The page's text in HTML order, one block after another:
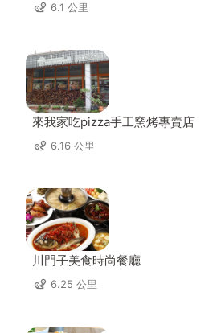
6.1 公里
來我家吃pizza手工窯烤專賣店
6.16 公里
川門子美食時尚餐廳
6.25 公里